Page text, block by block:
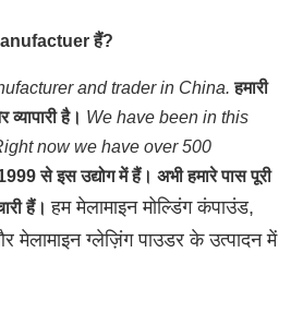
हैं?
and trader in China. हमारी
है। We have been in this
now we have over 500
से इस उद्योग में हैं। अभी हमारे पास पूरी
हैं। हम मेलामाइन मोल्डिंग कंपाउंड,
मेलामाइन ग्लेज़िंग पाउडर के उत्पादन में